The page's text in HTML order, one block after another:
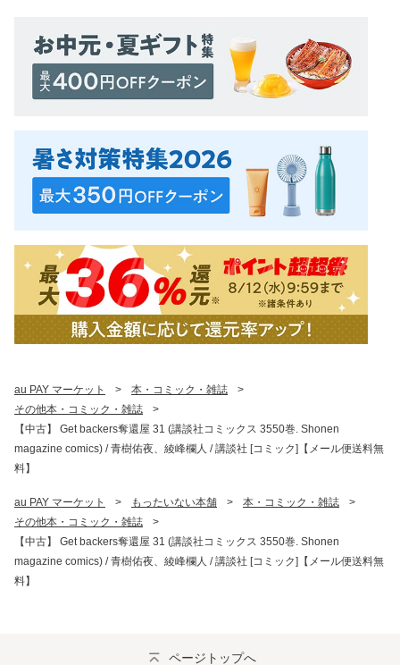
au PAY マーケット > 本・コミック・雑誌
>
その他本・コミック・雑誌
>
【中古】 Get backers奪還屋 31 (講談社コミックス 3550巻. Shonen
magazine comics) / 青樹佑夜、綾峰欄人 / 講談社 [コミック]【メール便送料無
料】
au PAY マーケット > もったいない本舗 > 本・コミック・雑誌
>
その他本・コミック・雑誌
>
【中古】 Get backers奪還屋 31 (講談社コミックス 3550巻. Shonen
magazine comics) / 青樹佑夜、綾峰欄人 / 講談社 [コミック]【メール便送料無
料】
ページトップへ